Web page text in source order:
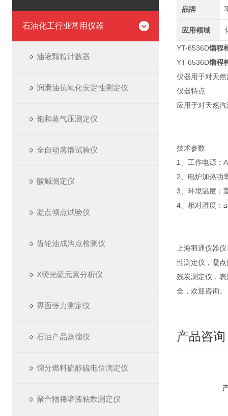
石油化工行业常用仪器
油液颗粒计数器
润滑油抗氧化安定性测定仪
饱和蒸气压测定仪
全自动蒸馏试验仪
酸碱测定仪
凝点倾点试验仪
齿轮油成沟点检测仪
X荧光硫元素分析仪
界面张力测定仪
石油产品蒸馏仪
馏分燃料硫醇硫电位滴定仪
聚合物稀溶液粘数测定仪
品牌
应用领域
YT-6536D馏程
YT-6536D馏程
仪器用于对天
仪器特点
应用于对天然
技术参数
1、工作电源：
2、电炉加热功
3、环境温度
4、相对湿度：
上海羽通仪器
性测定仪，凝
残炭测定仪，
全，欢迎咨询。
产品咨询